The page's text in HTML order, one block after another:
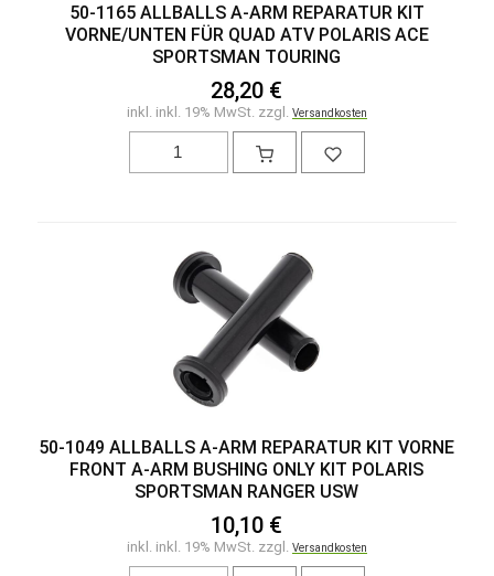
50-1165 ALLBALLS A-ARM REPARATUR KIT
VORNE/UNTEN FÜR QUAD ATV POLARIS ACE
SPORTSMAN TOURING
28,20 €
inkl. inkl. 19% MwSt. zzgl. Versandkosten
50-1049 ALLBALLS A-ARM REPARATUR KIT VORNE
FRONT A-ARM BUSHING ONLY KIT POLARIS
SPORTSMAN RANGER USW
10,10 €
inkl. inkl. 19% MwSt. zzgl. Versandkosten